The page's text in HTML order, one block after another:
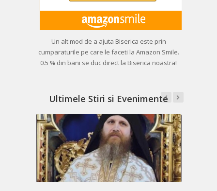
Un alt mod de a ajuta Biserica este prin
cumparaturile pe care le faceti la Amazon Smile.
0.5 % din bani se duc direct la Biserica noastra!
Ultimele Stiri si Evenimente